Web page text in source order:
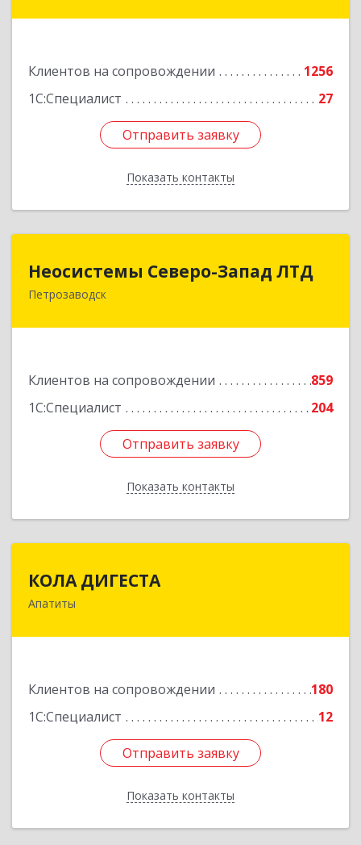
Клиентов на сопровождении
1256
1С:Специалист
27
Отправить заявку
Показать контакты
Отправить заявку
Назад
Неосистемы Северо-Запад ЛТД
Петрозаводск
Клиентов на сопровождении
859
1С:Специалист
204
Отправить заявку
Показать контакты
185001, Карелия Респ, Петрозаводск г,
Подробнее
Отправить заявку
Назад
КОЛА ДИГЕСТА
Апатиты
Клиентов на сопровождении
180
1С:Специалист
12
Отправить заявку
Показать контакты
Отправить заявку
Назад